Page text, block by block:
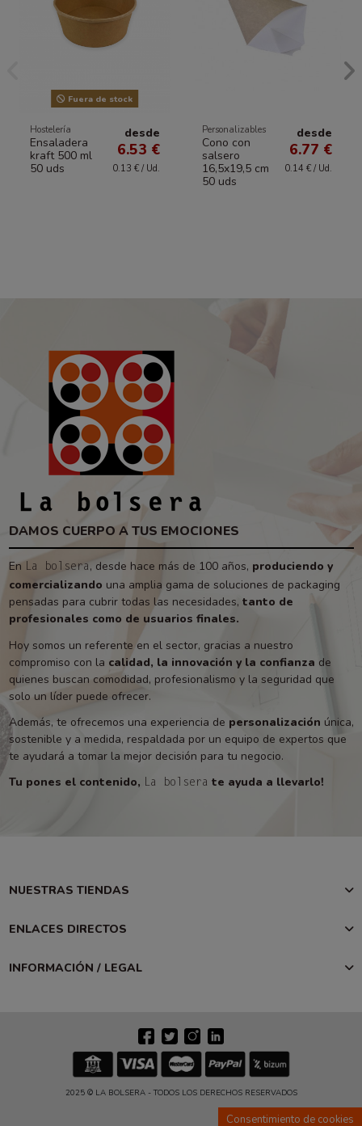
Fuera de stock
Hostelería
Ensaladera
kraft 500 ml
50 uds
desde
6.53 €
0.13 € / Ud.
Personalizables
Cono con
salsero
16,5x19,5 cm
50 uds
desde
6.77 €
0.14 € / Ud.
DAMOS CUERPO A TUS EMOCIONES
En La bolsera , desde hace más de 100 años, produciendo y
comercializando una amplia gama de soluciones de packaging
pensadas para cubrir todas las necesidades, tanto de
profesionales como de usuarios finales.
Hoy somos un referente en el sector, gracias a nuestro
compromiso con la calidad, la innovación y la confianza de
quienes buscan comodidad, profesionalismo y la seguridad que
solo un líder puede ofrecer.
Además, te ofrecemos una experiencia de personalización única,
sostenible y a medida, respaldada por un equipo de expertos que
te ayudará a tomar la mejor decisión para tu negocio.
Tu pones el contenido, La bolsera te ayuda a llevarlo!
NUESTRAS TIENDAS
ENLACES DIRECTOS
INFORMACIÓN / LEGAL
2025 © LA BOLSERA - TODOS LOS DERECHOS RESERVADOS
Consentimiento de cookies